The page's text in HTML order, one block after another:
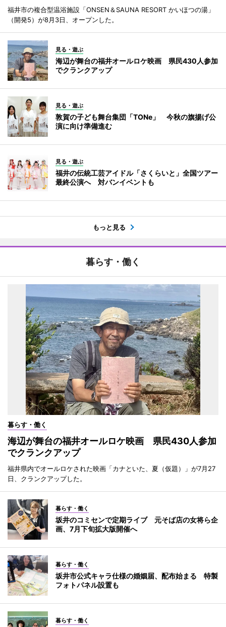
福井市の複合型温浴施設「ONSEN＆SAUNA RESORT かいほつの湯」
（開発5）が8月3日、オープンした。
見る・遊ぶ
海辺が舞台の福井オールロケ映画 県民430人参加
でクランクアップ
見る・遊ぶ
敦賀の子ども舞台集団「TONe」 今秋の旗揚げ公
演に向け準備進む
見る・遊ぶ
福井の伝統工芸アイドル「さくらいと」全国ツアー
最終公演へ 対バンイベントも
もっと見る
暮らす・働く
暮らす・働く
海辺が舞台の福井オールロケ映画 県民430人参加
でクランクアップ
福井県内でオールロケされた映画「カナといた、夏（仮題）」が7月27
日、クランクアップした。
暮らす・働く
坂井のコミセンで定期ライブ 元そば店の女将ら企
画、7月下旬拡大版開催へ
暮らす・働く
坂井市公式キャラ仕様の婚姻届、配布始まる 特製
フォトパネル設置も
暮らす・働く